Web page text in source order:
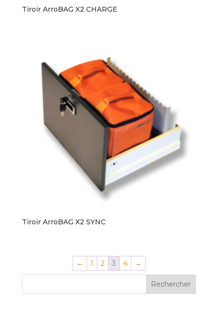
Tiroir ArroBAG X2 CHARGE
Tiroir ArroBAG X2 SYNC
← 1 2 3 4 →